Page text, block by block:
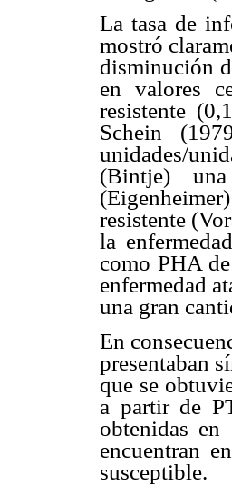
La tasa de
mostró
disminución
en valores
resistente
Schein
unidades/
(Bintje)
resistente
la
como PHA
enfermedad
una gran
En
presentaban
que se
a partir de
obtenidas
encuentran
susceptible.